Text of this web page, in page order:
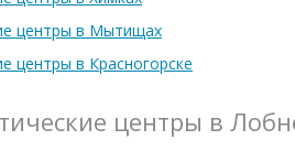
центры в Мытищах
центры в Красногорске
центры в